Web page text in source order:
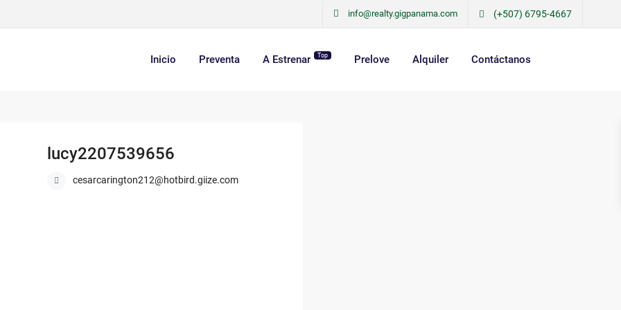
info@realty.gigpanama.com (+507) 6795-4667
Inicio Preventa A Estrenar Top Prelove Alquiler Contáctanos
lucy2207539656
cesarcarington212@hotbird.giize.com